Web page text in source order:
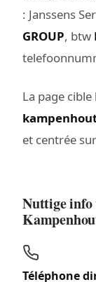
: Janssens
GROUP, btw
La page
et centrée
Nuttige info
Téléphone